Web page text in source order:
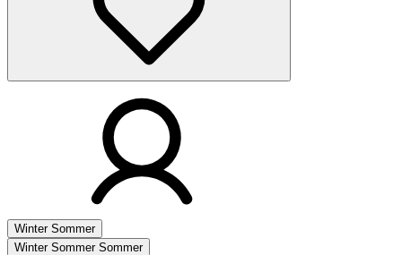
Winter Sommer
Winter Sommer Sommer